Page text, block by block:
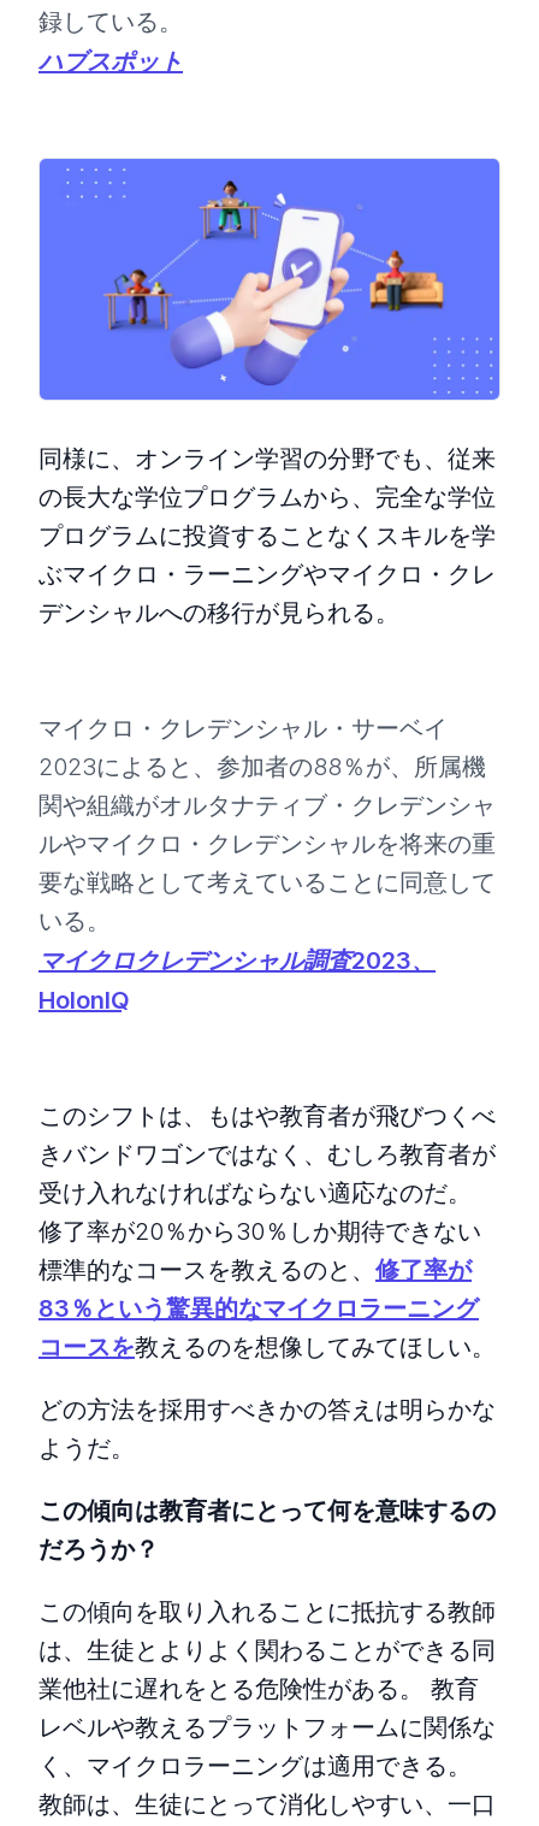
録している。
ハブスポット
同様に、オンライン学習の分野でも、従来
の長大な学位プログラムから、完全な学位
プログラムに投資することなくスキルを学
ぶマイクロ・ラーニングやマイクロ・クレ
デンシャルへの移行が見られる。
マイクロ・クレデンシャル・サーベイ
2023によると、参加者の88％が、所属機
関や組織がオルタナティブ・クレデンシャ
ルやマイクロ・クレデンシャルを将来の重
要な戦略として考えていることに同意して
いる。
マイクロクレデンシャル調査2023、
HolonIQ
このシフトは、もはや教育者が飛びつくべ
きバンドワゴンではなく、むしろ教育者が
受け入れなければならない適応なのだ。
修了率が20％から30％しか期待できない
標準的なコースを教えるのと、 修了率が
83％という驚異的なマイクロラーニング
コースを教えるのを想像してみてほしい。
どの方法を採用すべきかの答えは明らかな
ようだ。
この傾向は教育者にとって何を意味するの
だろうか？
この傾向を取り入れることに抵抗する教師
は、生徒とよりよく関わることができる同
業他社に遅れをとる危険性がある。 教育
レベルや教えるプラットフォームに関係な
く、マイクロラーニングは適用できる。
教師は、生徒にとって消化しやすい、一口